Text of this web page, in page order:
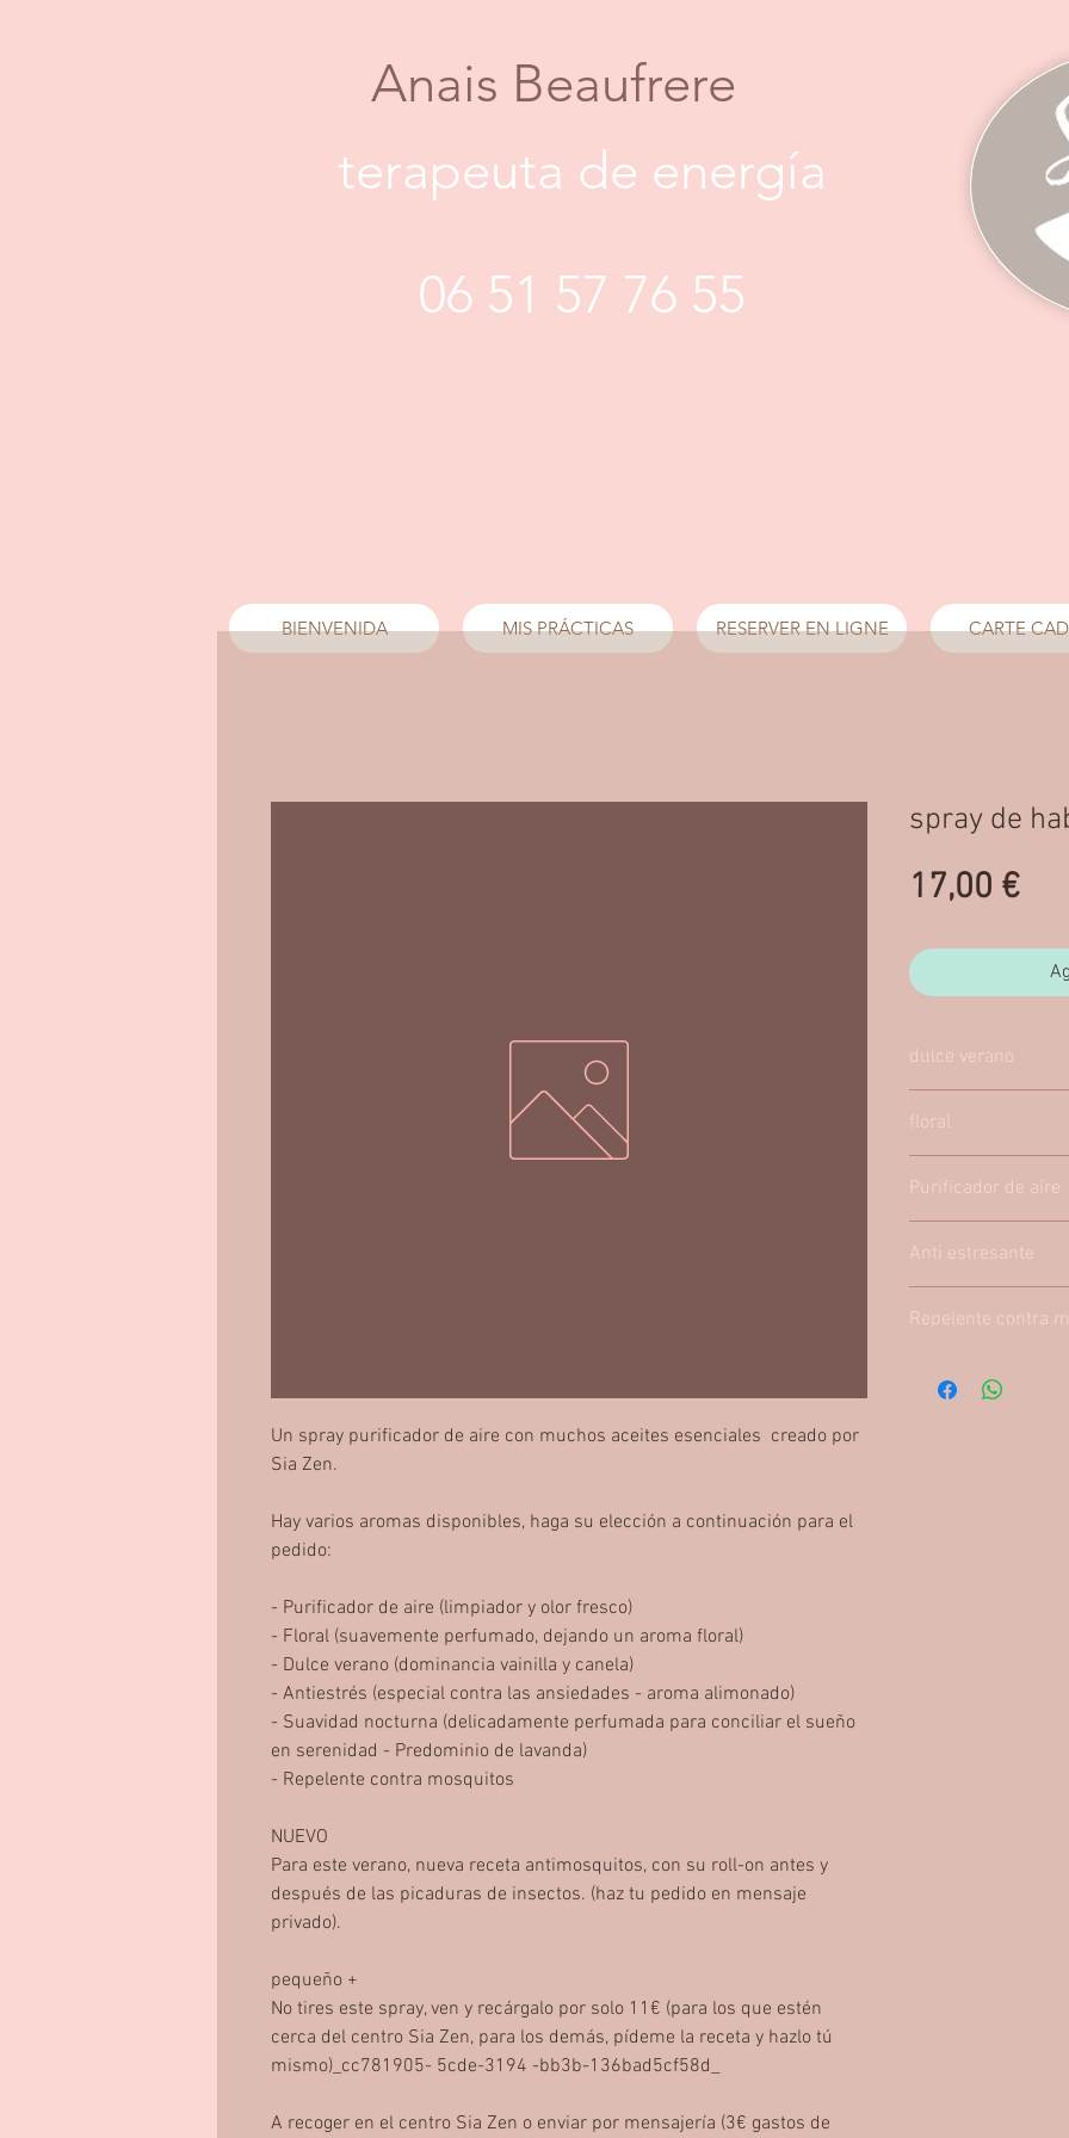
Anais Beaufrere
terapeuta de energía
06 51 57 76 55
BIENVENIDA MIS PRÁCTICAS RESERVER EN LIGNE CARTE
Un spray purificador de aire con muchos aceites esenciales creado por
Sia Zen.
Hay varios aromas disponibles, haga su elección a continuación para el
pedido:
- Purificador de aire (limpiador y olor fresco)
- Floral (suavemente perfumado, dejando un aroma floral)
- Dulce verano (dominancia vainilla y canela)
- Antiestrés (especial contra las ansiedades - aroma alimonado)
- Suavidad nocturna (delicadamente perfumada para conciliar el sueño
en serenidad - Predominio de lavanda)
- Repelente contra mosquitos
NUEVO
Para este verano, nueva receta antimosquitos, con su roll-on antes y
después de las picaduras de insectos. (haz tu pedido en mensaje
privado).
pequeño +
No tires este spray, ven y recárgalo por solo 11€ (para los que estén
cerca del centro Sia Zen, para los demás, pídeme la receta y hazlo tú
mismo)_cc781905- 5cde-3194 -bb3b-136bad5cf58d_
A recoger en el centro Sia Zen o enviar por mensajería (3€ gastos de
spray de
17,00 €
dulce verano
floral
Purificador de aire
Anti estresante
Repelente contra